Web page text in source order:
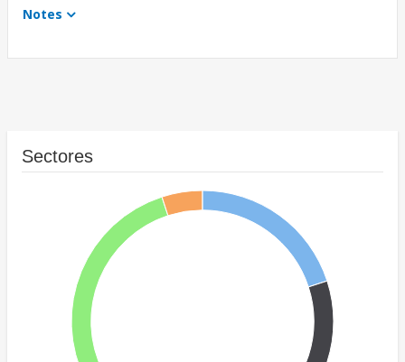
Notes
Sectores